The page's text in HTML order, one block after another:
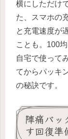
横にしただけ
た、スマホの
と充電速度が
ことも。100
自宅で使って
てからパッキ
の秘訣です。
陣痛バッ
す回復準